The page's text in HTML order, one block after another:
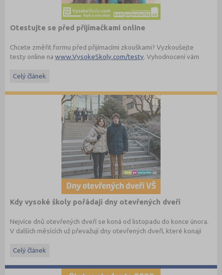
Otestujte se před přijímačkami online
Chcete změřit formu před přijímacími zkouškami? Vyzkoušejte
testy online nawww.VysokeSkoly.com/testy. Vyhodnocení vám
a zjistíte svoji úspěšnost. Testy k přijímacím zkouškám vysokých
(někde i s řešením) spolu s ukázkami testů znašich učebnick
přijímacím zkouškám najdete na
http://www.kampomaturite.cz/prijimaci-testy-vs-online/
Celý článek
Kdy vysoké školy pořádají dny otevřených dveří
Nejvíce dnů otevřených dveří se koná od listopadu do konce února.
V dalších měsících už převažují dny otevřených dveří, které konají
Celý článek